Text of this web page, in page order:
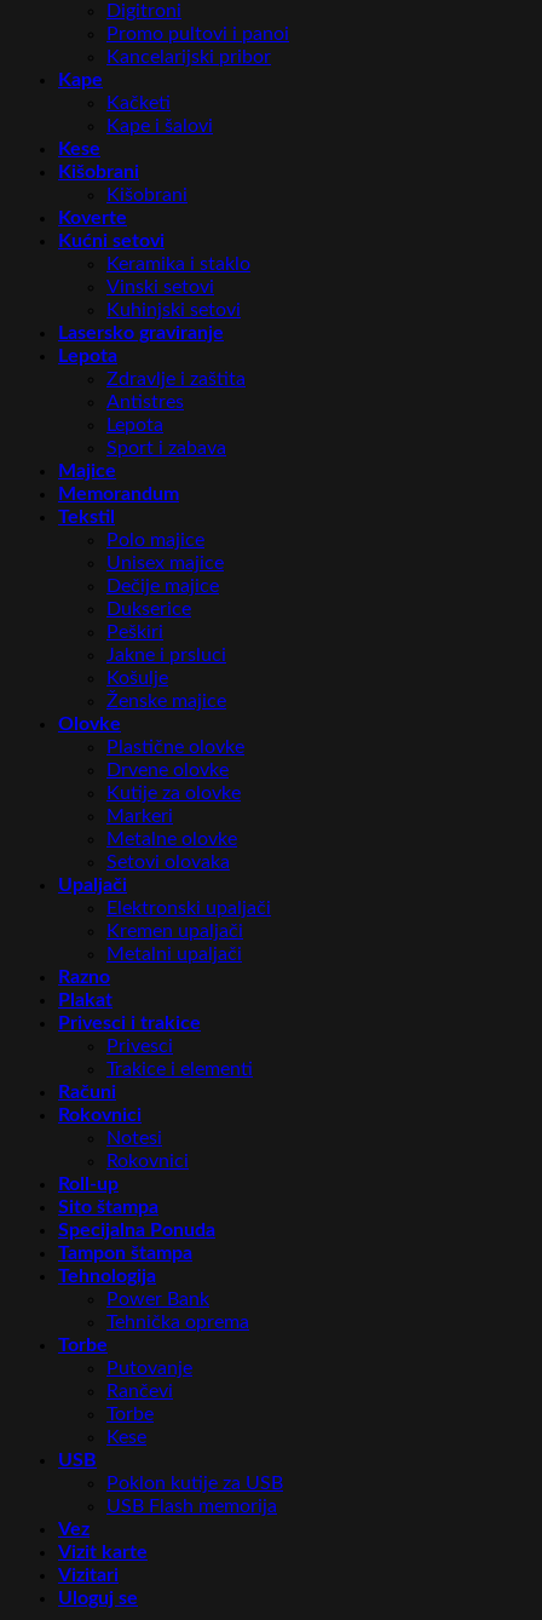
Digitroni
Promo pultovi i panoi
Kancelarijski pribor
Kape
Kačketi
Kape i šalovi
Kese
Kišobrani
Kišobrani
Koverte
Kućni setovi
Keramika i staklo
Vinski setovi
Kuhinjski setovi
Lasersko graviranje
Lepota
Zdravlje i zaštita
Antistres
Lepota
Sport i zabava
Majice
Memorandum
Tekstil
Polo majice
Unisex majice
Dečije majice
Dukserice
Peškiri
Jakne i prsluci
Košulje
Ženske majice
Olovke
Plastične olovke
Drvene olovke
Kutije za olovke
Markeri
Metalne olovke
Setovi olovaka
Upaljači
Elektronski upaljači
Kremen upaljači
Metalni upaljači
Razno
Plakat
Privesci i trakice
Privesci
Trakice i elementi
Računi
Rokovnici
Notesi
Rokovnici
Roll-up
Sito štampa
Specijalna Ponuda
Tampon štampa
Tehnologija
Power Bank
Tehnička oprema
Torbe
Putovanje
Rančevi
Torbe
Kese
USB
Poklon kutije za USB
USB Flash memorija
Vez
Vizit karte
Vizitari
Uloguj se